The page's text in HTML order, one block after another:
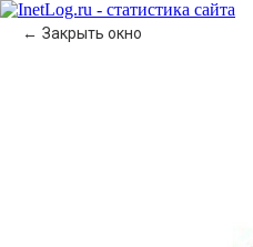
Закрыть окно